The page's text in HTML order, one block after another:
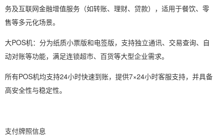
务及互联网金融增值服务（如转账、理财、贷款），适用于餐饮、零
售等多元化场景。
大POS机：分为纸质小票版和电签版，支持独立通讯、交易查询、自
动对账等功能，满足连锁超市、百货等大型企业需求。
所有POS机均支持24小时快速到账，提供7×24小时客服支持，并具备
高安全性与稳定性。
支付牌照信息